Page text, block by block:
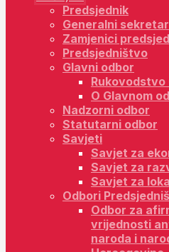
Predsjednik
Generalni sekretar
Zamjenici
Predsjedništvo
Glavni odbor
Rukovodstvo
O Glavnom
Nadzorni odbor
Statutarni odbor
Savjeti
Savjet za
Savjet za
Savjet za
Odbori
Odbor za
vrijednosti
naroda i